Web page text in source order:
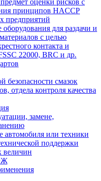
оценки рисков с
принципов HACCP
для раздачи и
с целью
контакта и
22000, BRC и др.
безопасности смазок
отдела контроля качества
замене,
автомобиля или техники
поддержки
величин